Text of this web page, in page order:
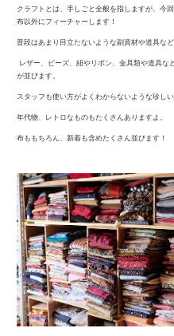
クラフトとは、手しごと全般を指しますが、今
布以外にフィーチャーします！
普段はあまり目立たないような副資材や道具など
レザー、ビーズ、紐やリボン、金具類や道具な
が並びます。
スタッフも使い方がよくわからないような珍しい
年代物、レトロなものもたくさんありますよ。
布ももちろん、新着も含めたくさん並びます！